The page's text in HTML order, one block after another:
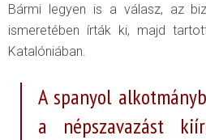
Bármi legyen is a válasz, az
ismeretében írták ki, majd
Katalóniában.
A spanyol
a népszavazást